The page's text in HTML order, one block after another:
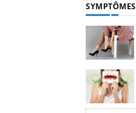
SYMPTÔMES